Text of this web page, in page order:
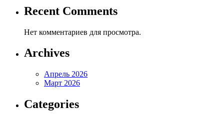
Recent Comments
Нет комментариев для просмотра.
Archives
Апрель 2026
Март 2026
Categories